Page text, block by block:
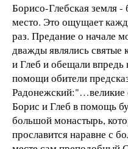
Борисо-Глебская земля -
место. Это ощущает
раз. Предание о начале
дважды являлись святые
и Глеб и обещали впредь
помощи обители
Радонежский:"…великие
Борис и Глеб в помощь
большой монастырь,
прославится наравне с